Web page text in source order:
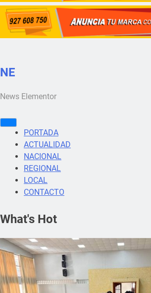
NE
News Elementor
PORTADA
ACTUALIDAD
NACIONAL
REGIONAL
LOCAL
CONTACTO
What's Hot